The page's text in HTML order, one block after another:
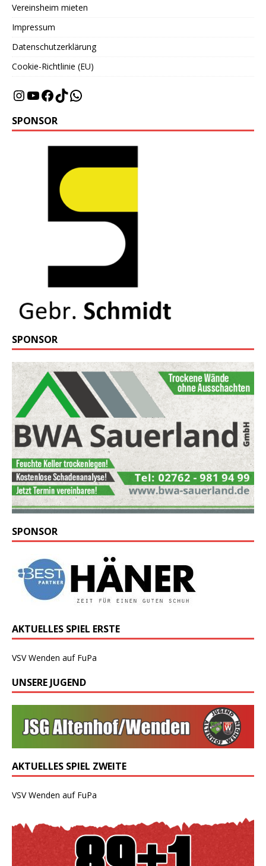
Vereinsheim mieten
Impressum
Datenschutzerklärung
Cookie-Richtlinie (EU)
SPONSOR
SPONSOR
SPONSOR
AKTUELLES SPIEL ERSTE
VSV Wenden auf FuPa
UNSERE JUGEND
AKTUELLES SPIEL ZWEITE
VSV Wenden auf FuPa